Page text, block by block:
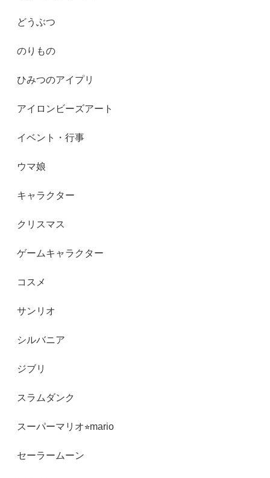
どうぶつ
のりもの
ひみつのアイプリ
アイロンビーズアート
イベント・行事
ウマ娘
キャラクター
クリスマス
ゲームキャラクター
コスメ
サンリオ
シルバニア
ジブリ
スラムダンク
スーパーマリオ⭐︎mario
セーラームーン